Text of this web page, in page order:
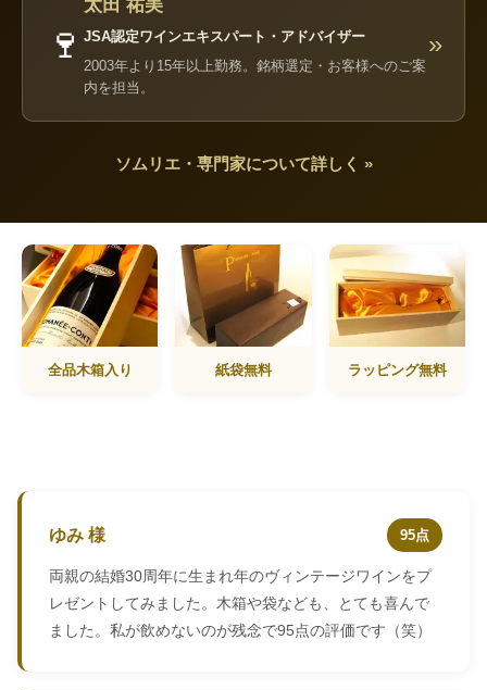
🍷
太田 祐美
JSA認定ワインエキスパート・アドバイザー
2003年より15年以上勤務。銘柄選定・お客様へのご案
内を担当。
»
ソムリエ・専門家について詳しく »
全品木箱入り 紙袋無料 ラッピング無料
ゆみ 様 95点
両親の結婚30周年に生まれ年のヴィンテージワインをプ
レゼントしてみました。木箱や袋なども、とても喜んで
ました。私が飲めないのが残念で95点の評価です（笑）